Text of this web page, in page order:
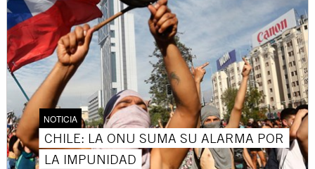
NOTICIA
CHILE: LA ONU SUMA SU ALARMA POR
LA IMPUNIDAD